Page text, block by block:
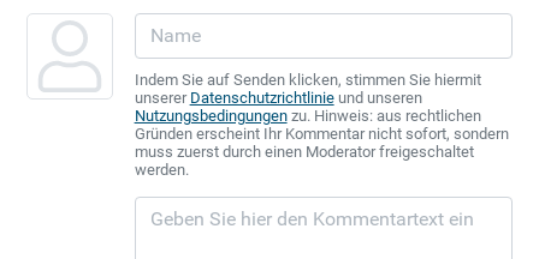
Indem Sie auf Senden klicken, stimmen Sie hiermit
unserer Datenschutzrichtlinieund unseren
Nutzungsbedingungenzu. Hinweis: aus rechtlichen
Gründen erscheint Ihr Kommentar nicht sofort, sondern
muss zuerst durch einen Moderator freigeschaltet
werden.